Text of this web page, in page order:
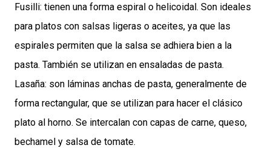
Fusilli: tienen una forma espiral o helicoidal. Son ideales
para platos con salsas ligeras o aceites, ya que las
espirales permiten que la salsa se adhiera bien a la
pasta. También se utilizan en ensaladas de pasta.
Lasaña: son láminas anchas de pasta, generalmente de
forma rectangular, que se utilizan para hacer el clásico
plato al horno. Se intercalan con capas de carne, queso,
bechamel y salsa de tomate.